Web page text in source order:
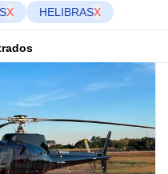
X HELIBRASX